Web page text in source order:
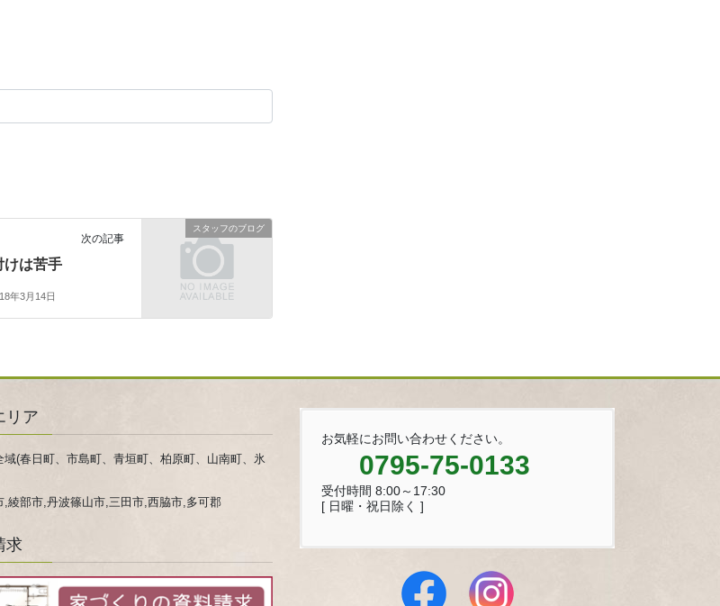
スタッフのブログ
次の記事
けは苦手
年3月14日
リア
域(春日町、市島町、青垣町、柏原町、山南町、氷
,綾部市,丹波篠山市,三田市,西脇市,多可郡
求
お気軽にお問い合わせください。
0795-75-0133
受付時間 8:00～17:30
[ 日曜・祝日除く ]